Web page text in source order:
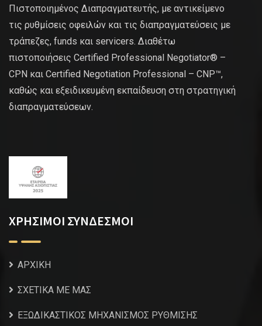
Πιστοποιημένος Διαπραγματευτής, με αντικείμενο
τις ρυθμίσεις οφειλών και τις διαπραγματεύσεις με
τράπεζες, funds και servicers. Διαθέτω
πιστοποιήσεις Certified Professional Negotiator® –
CPN και Certified Negotiation Professional – CNP™,
καθώς και εξειδικευμένη εκπαίδευση στη στρατηγική
διαπραγματεύσεων.
ΧΡΗΣΙΜΟΙ ΣΥΝΔΕΣΜΟΙ
ΑΡΧΙΚΗ
ΣΧΕΤΙΚΑ ΜΕ ΜΑΣ
ΕΞΩΔΙΚΑΣΤΙΚΟΣ ΜΗΧΑΝΙΣΜΟΣ ΡΥΘΜΙΣΗΣ